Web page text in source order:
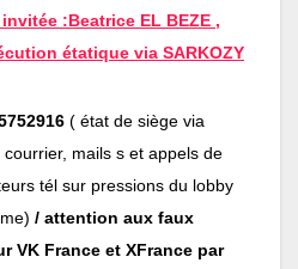
:Beatrice EL BEZE ,
étatique via SARKOZY
( état de siège via
mails s et appels de
tél sur pressions du lobby
/ attention aux faux
VK France et XFrance par